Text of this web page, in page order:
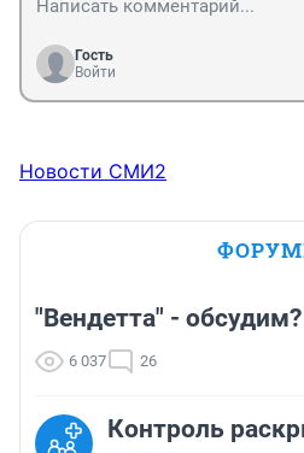
Гость
Войти
Новости СМИ2
"Вендетта" - обсудим?
6 037 26
Контроль